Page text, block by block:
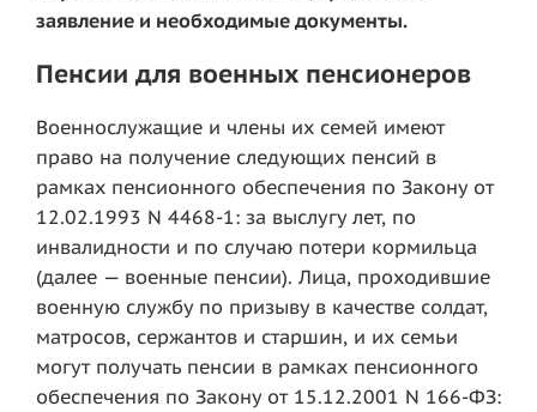
заявление и необходимые документы.
Пенсии для военных пенсионеров
Военнослужащие и члены их семей имеют
право на получение следующих пенсий в
рамках пенсионного обеспечения по Закону от
12.02.1993 N 4468-1: за выслугу лет, по
инвалидности и по случаю потери кормильца
(далее — военные пенсии). Лица, проходившие
военную службу по призыву в качестве солдат,
матросов, сержантов и старшин, и их семьи
могут получать пенсии в рамках пенсионного
обеспечения по Закону от 15.12.2001 N 166-ФЗ: